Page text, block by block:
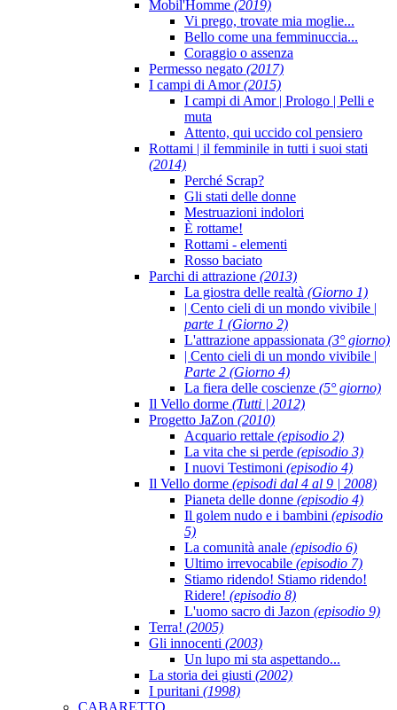
Mobil'Homme (2019)
Vi prego, trovate mia moglie...
Bello come una femminuccia...
Coraggio o assenza
Permesso negato (2017)
I campi di Amor(2015)
I campi di Amor | Prologo | Pelli e
muta
Attento, qui uccido col pensiero
Rottami | il femminile in tutti i suoi stati
(2014)
Perché Scrap?
Gli stati delle donne
Mestruazioni indolori
È rottame!
Rottami - elementi
Rosso baciato
Parchi di attrazione (2013)
La giostra delle realtà (Giorno 1)
| Cento cieli di un mondo vivibile |
parte 1 (Giorno 2)
L'attrazione appassionata (3° giorno)
| Cento cieli di un mondo vivibile |
Parte 2 (Giorno 4)
La fiera delle coscienze (5° giorno)
Il Vello dorme (Tutti | 2012)
Progetto JaZon (2010)
Acquario rettale (episodio 2)
La vita che si perde (episodio 3)
I nuovi Testimoni (episodio 4)
Il Vello dorme (episodi dal 4 al 9 | 2008)
Pianeta delle donne (episodio 4)
Il golem nudo e i bambini (episodio
5)
La comunità anale (episodio 6)
Ultimo irrevocabile (episodio 7)
Stiamo ridendo! Stiamo ridendo!
Ridere! (episodio 8)
L'uomo sacro di Jazon (episodio 9)
Terra! (2005)
Gli innocenti (2003)
Un lupo mi sta aspettando...
La storia dei giusti (2002)
I puritani (1998)
CABARETTO